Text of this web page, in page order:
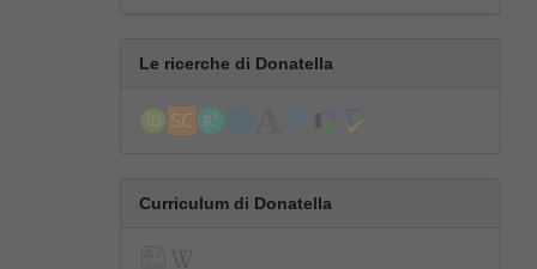
Le ricerche di Donatella
Curriculum di Donatella